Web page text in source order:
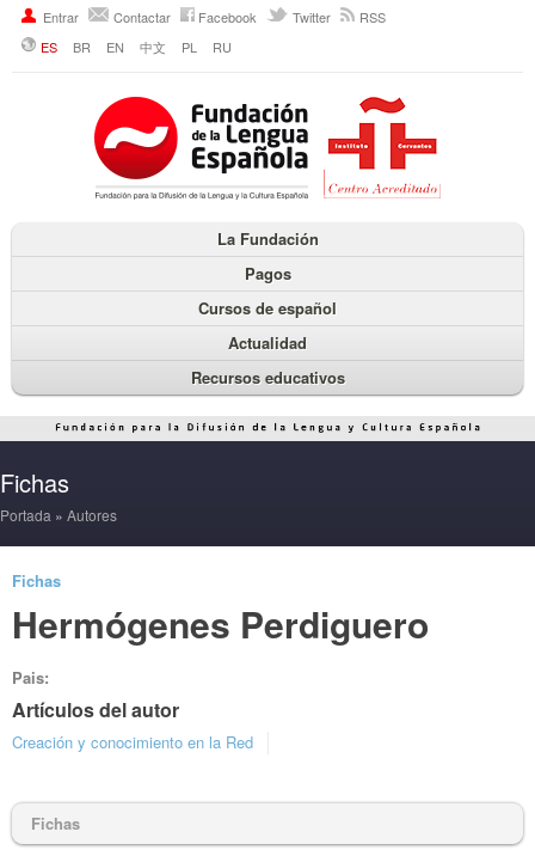
Entrar Contactar Facebook Twitter
RSS
ES
BR EN 中文 PL RU
La Fundación
Pagos
Cursos de español
Actualidad
Recursos educativos
Fichas
Portada » Autores
Fichas
Hermógenes Perdiguero
Pais:
Artículos del autor
Creación y conocimiento en la Red
Fichas